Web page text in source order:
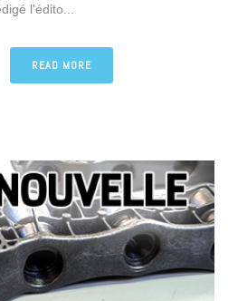
l'édito...
READ MORE